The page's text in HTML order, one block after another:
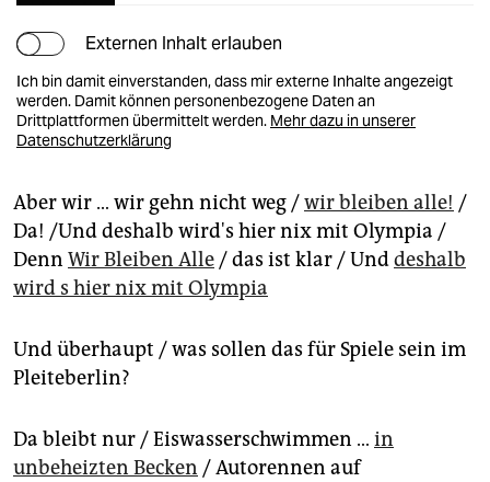
Externen Inhalt erlauben
Ich bin damit einverstanden, dass mir externe Inhalte angezeigt
werden. Damit können personenbezogene Daten an
Drittplattformen übermittelt werden. Mehr dazu in unserer
Datenschutzerklärung
Aber wir … wir gehn nicht weg /wir bleiben alle! /
Da! /Und deshalb wird's hier nix mit Olympia /
Denn Wir Bleiben Alle / das ist klar / Unddeshalb
wird s hier nix mit Olympia
Und überhaupt / was sollen das für Spiele sein im
Pleiteberlin?
Da bleibt nur / Eiswasserschwimmen … in
unbeheizten Becken / Autorennen auf